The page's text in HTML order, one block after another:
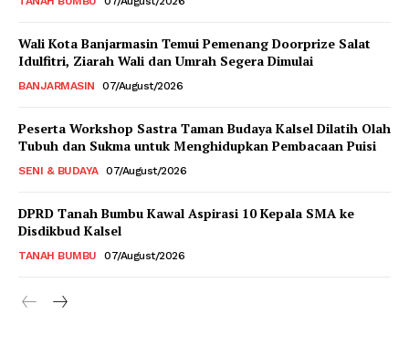
Wali Kota Banjarmasin Temui Pemenang Doorprize Salat
Idulfitri, Ziarah Wali dan Umrah Segera Dimulai
BANJARMASIN 07/August/2026
Peserta Workshop Sastra Taman Budaya Kalsel Dilatih Olah
Tubuh dan Sukma untuk Menghidupkan Pembacaan Puisi
SENI & BUDAYA 07/August/2026
DPRD Tanah Bumbu Kawal Aspirasi 10 Kepala SMA ke
Disdikbud Kalsel
TANAH BUMBU 07/August/2026